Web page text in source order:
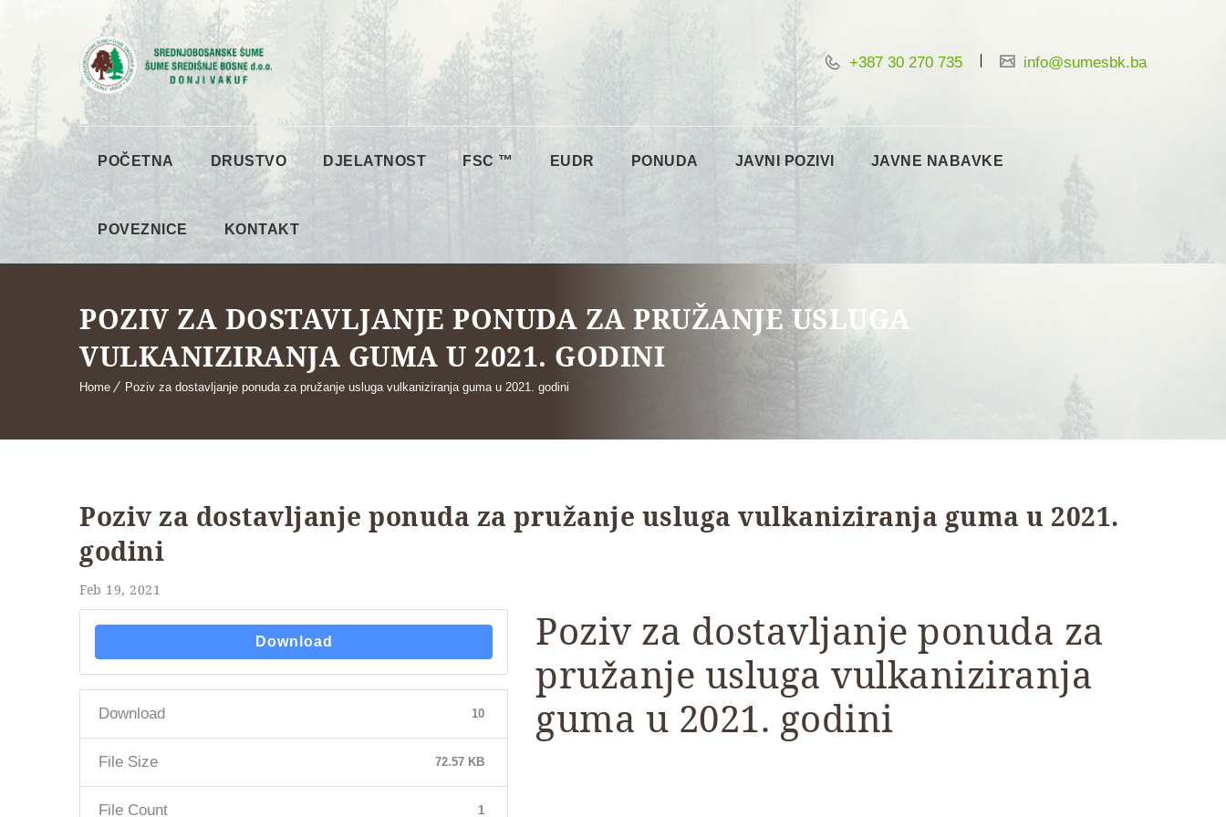
+387 30 270 735 info@sumesbk.ba
POČETNA DRUSTVO DJELATNOST FSC ™ EUDR PONUDA JAVNI POZIVI JAVNE NABAVKE
POVEZNICE KONTAKT
POZIV ZA DOSTAVLJANJE PONUDA ZA PRUŽANJE USLUGA
VULKANIZIRANJA GUMA U 2021. GODINI
Home Poziv za dostavljanje ponuda za pružanje usluga vulkaniziranja guma u 2021. godini
Poziv za dostavljanje ponuda za pružanje usluga vulkaniziranja guma u 2021.
godini
Feb 19, 2021
Download
Download 10
File Size 72.57 KB
File Count 1
Poziv za dostavljanje ponuda za
pružanje usluga vulkaniziranja
guma u 2021. godini